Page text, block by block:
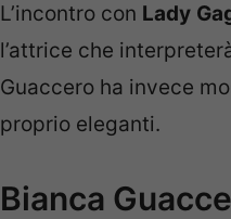
L’incontro con Lady
l’attrice che
Guaccero ha invece
proprio eleganti.
Bianca